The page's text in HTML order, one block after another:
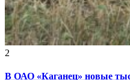
2
В ОАО «Каганец» новые